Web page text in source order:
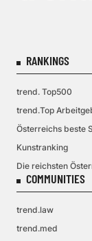
RANKINGS
trend. Top500
trend.Top
Österreichs beste
Kunstranking
Die reichsten
COMMUNITIES
trend.law
trend.med